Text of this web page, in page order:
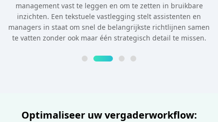
management vast te leggen en om te zetten in bruikbare
inzichten. Een tekstuele vastlegging stelt assistenten en
managers in staat om snel de belangrijkste richtlijnen samen
te vatten zonder ook maar één strategisch detail te missen.
Optimaliseer uw vergaderworkflow: